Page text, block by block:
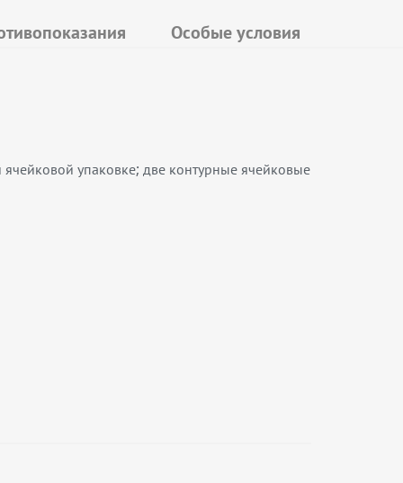
Особые условия
упаковке; две контурные ячейковые